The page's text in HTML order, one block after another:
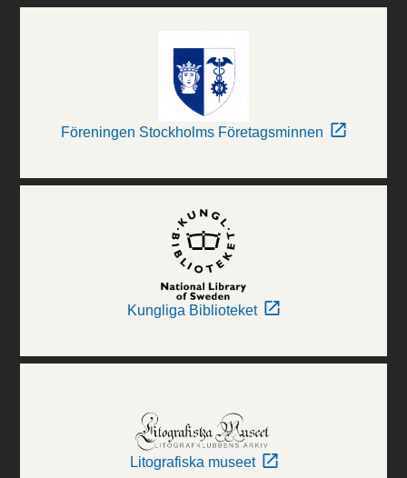
Föreningen Stockholms Företagsminnen
Kungliga Biblioteket
Litografiska museet